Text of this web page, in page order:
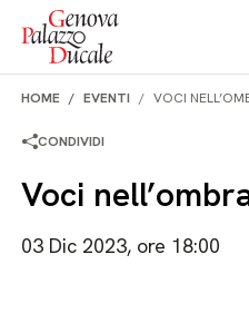
Salta al contenuto
HOME EVENTI VOCI
CONDIVIDI
Voci
03 Dic 2023, ore 18:00